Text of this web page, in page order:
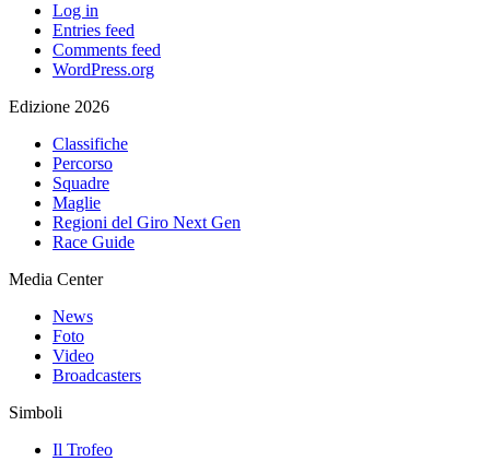
Log in
Entries feed
Comments feed
WordPress.org
Edizione 2026
Classifiche
Percorso
Squadre
Maglie
Regioni del Giro Next Gen
Race Guide
Media Center
News
Foto
Video
Broadcasters
Simboli
Il Trofeo